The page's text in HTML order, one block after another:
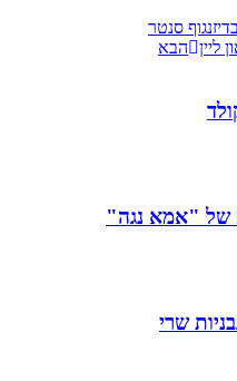
סנטר
הבא
של "אמא נגה"
שרי